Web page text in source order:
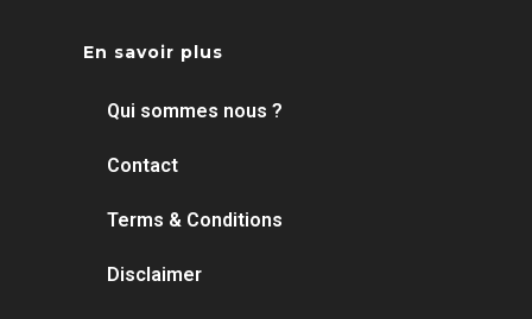
En savoir plus
Qui sommes nous ?
Contact
Terms & Conditions
Disclaimer